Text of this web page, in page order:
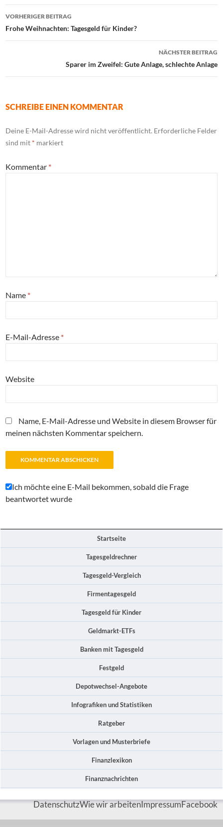
Beitrags-
Navigation
VORHERIGER BEITRAG
Frohe Weihnachten: Tagesgeld für Kinder?
NÄCHSTER BEITRAG
Sparer im Zweifel: Gute Anlage, schlechte Anlage
SCHREIBE EINEN KOMMENTAR
Deine E-Mail-Adresse wird nicht veröffentlicht. Erforderliche Felder
sind mit * markiert
Kommentar *
Name *
E-Mail-Adresse *
Website
Name, E-Mail-Adresse und Website in diesem Browser für
meinen nächsten Kommentar speichern.
Ich möchte eine E-Mail bekommen, sobald die Frage
beantwortet wurde
Startseite
Tagesgeldrechner
Tagesgeld-Vergleich
Firmentagesgeld
Tagesgeld für Kinder
Geldmarkt-ETFs
Banken mit Tagesgeld
Festgeld
Depotwechsel-Angebote
Infografiken und Statistiken
Ratgeber
Vorlagen und Musterbriefe
Finanzlexikon
Finanznachrichten
DatenschutzWie wir arbeitenImpressumFacebook